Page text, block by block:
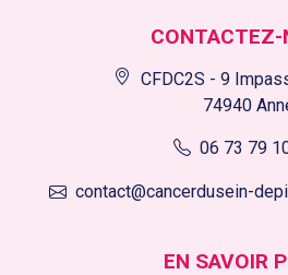
CONTACTEZ-
CFDC2S - 9
74940
06 73 79
contact@cancerdusein-
EN SAVOIR